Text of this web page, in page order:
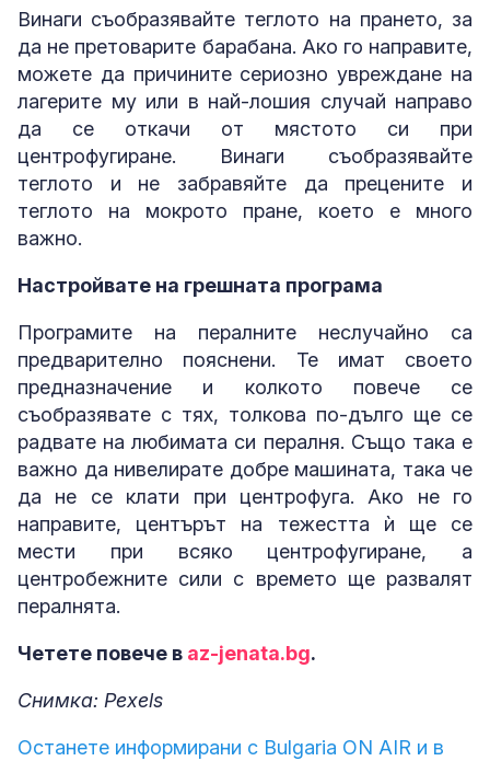
Винаги съобразявайте теглото на прането, за
да не претоварите барабана. Ако го направите,
можете да причините сериозно увреждане на
лагерите му или в най-лошия случай направо
да се откачи от мястото си при
центрофугиране. Винаги съобразявайте
теглото и не забравяйте да прецените и
теглото на мокрото пране, което е много
важно.
Настройвате на грешната програма
Програмите на пералните неслучайно са
предварително пояснени. Те имат своето
предназначение и колкото повече се
съобразявате с тях, толкова по-дълго ще се
радвате на любимата си пералня. Също така е
важно да нивелирате добре машината, така че
да не се клати при центрофуга. Ако не го
направите, центърът на тежестта ѝ ще се
мести при всяко центрофугиране, а
центробежните сили с времето ще развалят
пералнята.
Четете повече в az-jenata.bg.
Снимка: Pexels
Останете информирани с Bulgaria ON AIR и в